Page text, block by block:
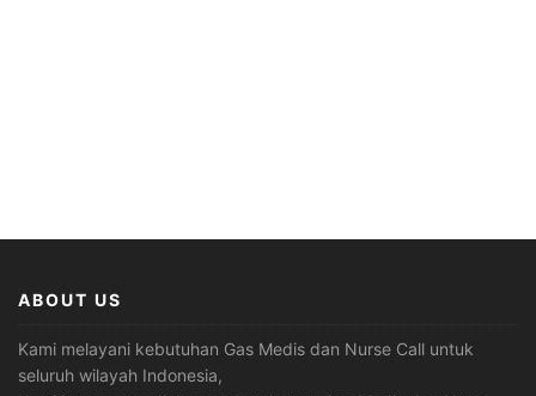
ABOUT US
Kami melayani kebutuhan Gas Medis dan Nurse Call untuk
seluruh wilayah Indonesia,